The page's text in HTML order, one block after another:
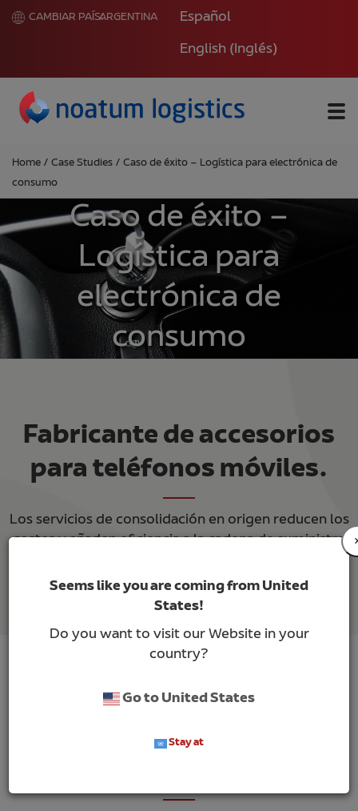
CAMBIAR PAÍS:ARGENTINA
Español
English (Inglés)
Home / Case Studies / Caso de éxito – Logística para electrónica de
consumo
Caso de éxito –
Logística para
electrónica de
consumo
Fabricante de accesorios
para teléfonos móviles.
Los servicios de consolidación en origen reducen los
costes y añaden eficiencia a la cadena de suministro
Seems like you are coming from United
States!
Do you want to visit our Website in your
country?
Go to United States
Stay at